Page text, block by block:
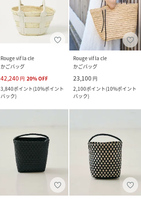
Rouge vif la cle
かごバッグ
42,240 円 20%OFF
3,840ポイント(10%ポイント
バック)
Rouge vif la cle
かごバッグ
23,100 円
2,100ポイント(10%ポイント
バック)